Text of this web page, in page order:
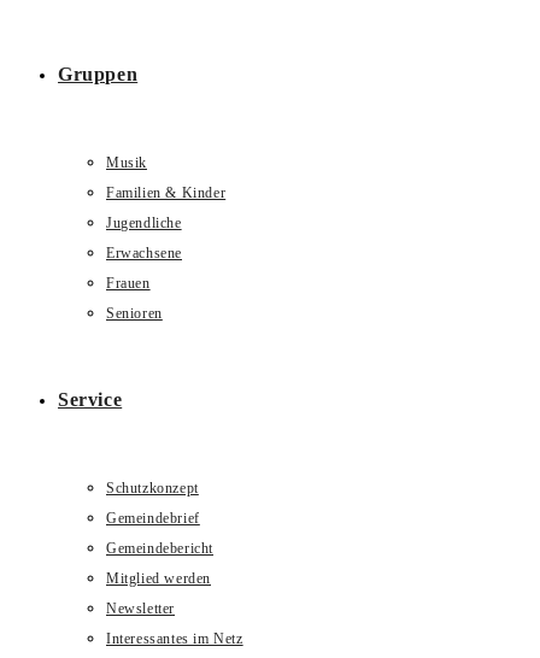
Gruppen
Musik
Familien & Kinder
Jugendliche
Erwachsene
Frauen
Senioren
Service
Schutzkonzept
Gemeindebrief
Gemeindebericht
Mitglied werden
Newsletter
Interessantes im Netz